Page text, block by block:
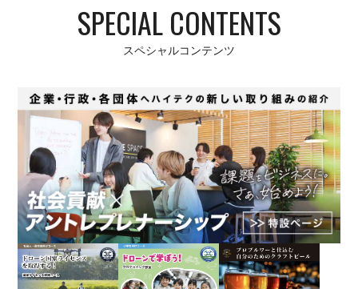
SPECIAL CONTENTS
スペシャルコンテンツ